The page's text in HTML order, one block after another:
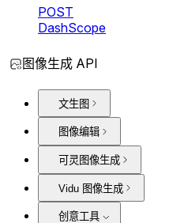
POST
DashScope
图像生成 API
文生图
图像编辑
可灵图像生成
Vidu 图像生成
创意工具